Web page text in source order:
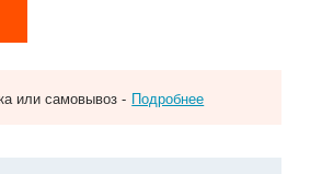
или самовывоз - Подробнее